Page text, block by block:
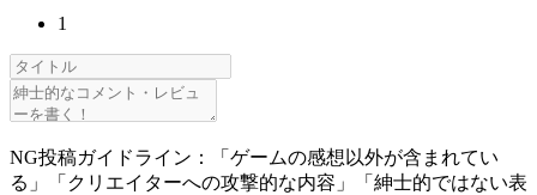
1
NG投稿ガイドライン：「ゲームの感想以外が含まれてい
る」「クリエイターへの攻撃的な内容」「紳士的ではない表